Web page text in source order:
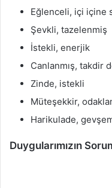
Eğlenceli, içi içine
Şevkli, tazelenmiş
İstekli, enerjik
Canlanmış, takdir
Zinde, istekli
Müteşekkir,
Harikulade,
Duygularımızın